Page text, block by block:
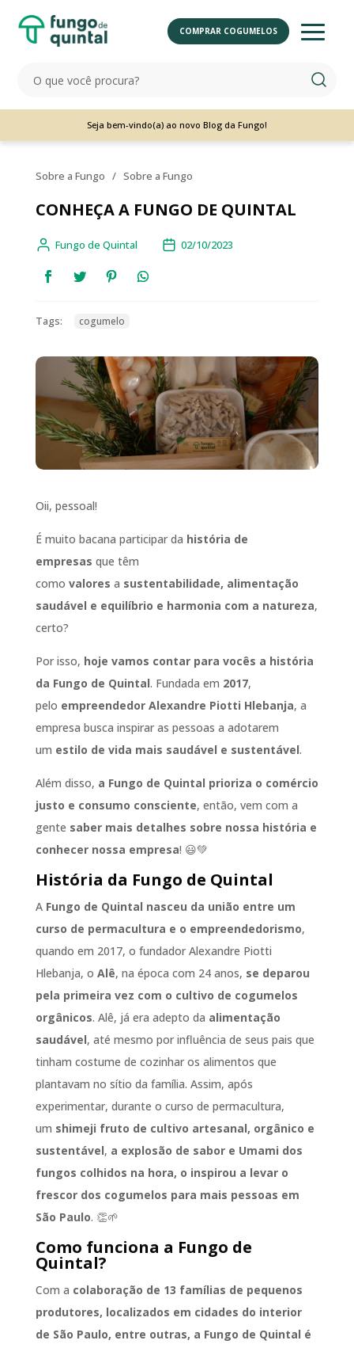
COMPRAR COGUMELOS
Seja bem-vindo(a) ao novo Blog da Fungo!
Sobre a Fungo / Sobre a Fungo
CONHEÇA A FUNGO DE QUINTAL
Fungo de Quintal 02/10/2023
Tags: cogumelo
Oii, pessoal!
É muito bacana participar da história de
empresas que têm
como valores a sustentabilidade, alimentação
saudável e equilíbrio e harmonia com a natureza,
certo?
Por isso, hoje vamos contar para vocês a história
da Fungo de Quintal. Fundada em 2017,
pelo empreendedor Alexandre Piotti Hlebanja, a
empresa busca inspirar as pessoas a adotarem
um estilo de vida mais saudável e sustentável.
Além disso, a Fungo de Quintal prioriza o comércio
justo e consumo consciente, então, vem com a
gente saber mais detalhes sobre nossa história e
conhecer nossa empresa! 😃💚
História da Fungo de Quintal
A Fungo de Quintal nasceu da união entre um
curso de permacultura e o empreendedorismo,
quando em 2017, o fundador Alexandre Piotti
Hlebanja, o Alê, na época com 24 anos, se deparou
pela primeira vez com o cultivo de cogumelos
orgânicos. Alê, já era adepto da alimentação
saudável, até mesmo por influência de seus pais que
tinham costume de cozinhar os alimentos que
plantavam no sítio da família. Assim, após
experimentar, durante o curso de permacultura,
um shimeji fruto de cultivo artesanal, orgânico e
sustentável, a explosão de sabor e Umami dos
fungos colhidos na hora, o inspirou a levar o
frescor dos cogumelos para mais pessoas em
São Paulo. 👏🌱
Como funciona a Fungo de
Quintal?
Com a colaboração de 13 famílias de pequenos
produtores, localizados em cidades do interior
de São Paulo, entre outras, a Fungo de Quintal é